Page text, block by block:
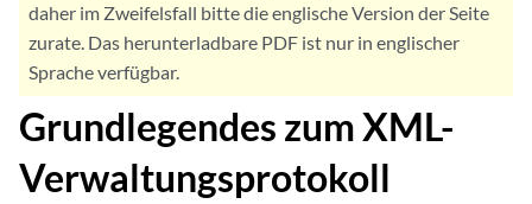
daher im Zweifelsfall bitte die englische Version der Seite
zurate. Das herunterladbare PDF ist nur in englischer
Sprache verfügbar.
Grundlegendes zum XML-
Verwaltungsprotokoll